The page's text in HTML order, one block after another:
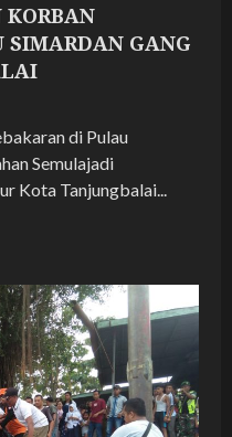
SIMARDAN GANG
di Pulau
Semulajadi
Kota Tanjungbalai...